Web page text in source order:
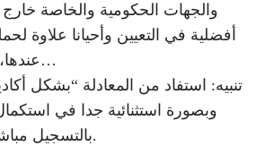
والجهات الحكومية والخاصة
أفضلية في التعيين وأحيانا علاوة
عندها، لا تطلب معادلته…
تنبيه: استفاد من المعادلة “بشكل
وبصورة استثنائية جدا في
بالتسجيل مباشرة في الدكتوراة.